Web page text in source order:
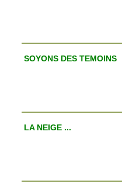
SOYONS DES TEMOINS
LA NEIGE ...